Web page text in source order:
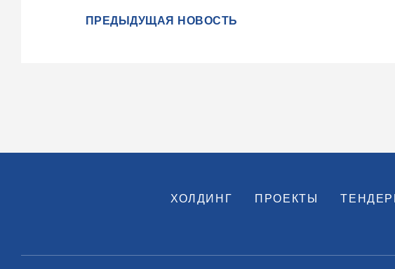
ПРЕДЫДУЩАЯ НОВОСТЬ
ХОЛДИНГ ПРОЕКТЫ